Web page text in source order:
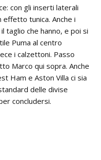
con gli inserti laterali
effetto tunica. Anche i
taglio che hanno, e poi si
Puma al centro
i calzettoni. Passo
Marco qui sopra. Anche
Ham e Aston Villa ci sia
delle divise
concludersi.